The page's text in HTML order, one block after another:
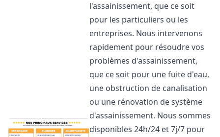
l'assainissement, que ce soit
pour les particuliers ou les
entreprises. Nous intervenons
rapidement pour résoudre vos
problèmes d'assainissement,
que ce soit pour une fuite d'eau,
une obstruction de canalisation
ou une rénovation de système
d'assainissement. Nous sommes
disponibles 24h/24 et 7j/7 pour